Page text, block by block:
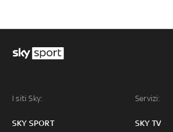
I siti Sky:
SKY SPORT
Servizi:
SKY TV